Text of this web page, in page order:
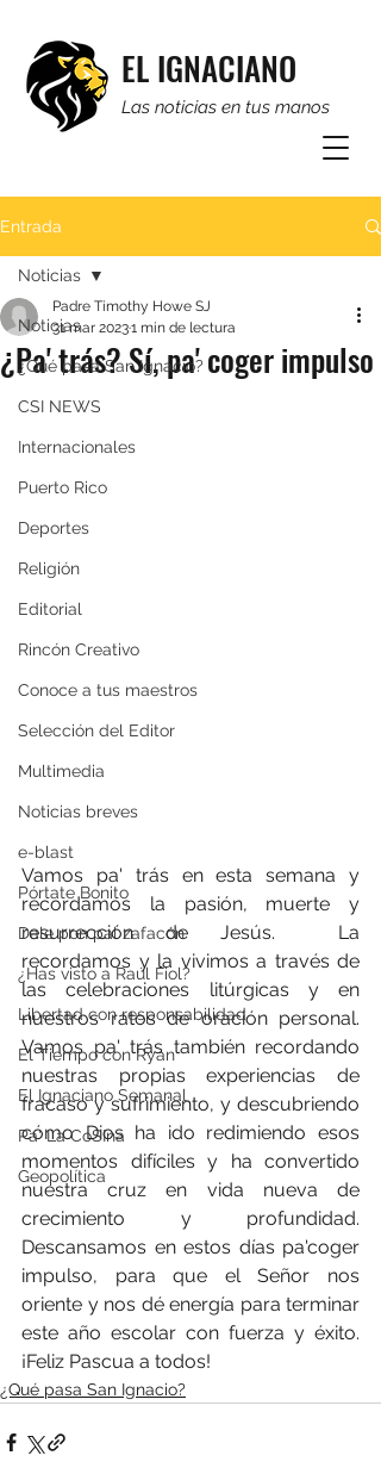
EL IGNACIANO
Las noticias en tus manos
Entrada
Noticias
¿Qué pasa San Ignacio?
CSI NEWS
Internacionales
Puerto Rico
Deportes
Religión
Editorial
Rincón Creativo
Conoce a tus maestros
Selección del Editor
Multimedia
Noticias breves
e-blast
Pórtate Bonito
Dale pon pal zafacón
¿Has visto a Raúl Fiol?
Libertad con responsabilidad
El Tiempo con Ryan
El Ignaciano Semanal
Pa' La CoSIna
Geopolítica
Noticias
¿Pa' trás? Sí, pa' coger impulso
Padre Timothy Howe SJ
31 mar 20231 min de lectura
Vamos pa' trás en esta semana y
recordamos la pasión, muerte y
resurrección de Jesús.  La
recordamos y la vivimos a través de
las celebraciones litúrgicas y en
nuestros ratos de oración personal.
Vamos pa' trás también recordando
nuestras propias experiencias de
fracaso y sufrimiento, y descubriendo
cómo Dios ha ido redimiendo esos
momentos difíciles y ha convertido
nuestra cruz en vida nueva de
crecimiento y profundidad.
Descansamos en estos días pa'coger
impulso, para que el Señor nos
oriente y nos dé energía para terminar
este año escolar con fuerza y éxito.
¡Feliz Pascua a todos!
¿Qué pasa San Ignacio?